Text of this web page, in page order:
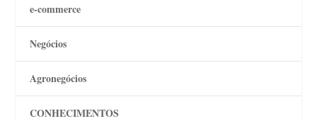
e-commerce
Negócios
Agronegócios
CONHECIMENTOS